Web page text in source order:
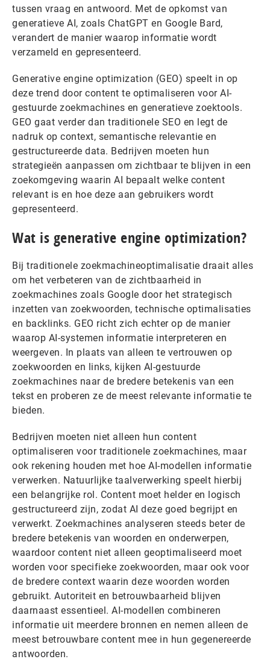
tussen vraag en antwoord. Met de opkomst van
generatieve AI, zoals ChatGPT en Google Bard,
verandert de manier waarop informatie wordt
verzameld en gepresenteerd.
Generative engine optimization (GEO) speelt in op
deze trend door content te optimaliseren voor AI-
gestuurde zoekmachines en generatieve zoektools.
GEO gaat verder dan traditionele SEO en legt de
nadruk op context, semantische relevantie en
gestructureerde data. Bedrijven moeten hun
strategieën aanpassen om zichtbaar te blijven in een
zoekomgeving waarin AI bepaalt welke content
relevant is en hoe deze aan gebruikers wordt
gepresenteerd.
Wat is generative engine optimization?
Bij traditionele zoekmachineoptimalisatie draait alles
om het verbeteren van de zichtbaarheid in
zoekmachines zoals Google door het strategisch
inzetten van zoekwoorden, technische optimalisaties
en backlinks. GEO richt zich echter op de manier
waarop AI-systemen informatie interpreteren en
weergeven. In plaats van alleen te vertrouwen op
zoekwoorden en links, kijken AI-gestuurde
zoekmachines naar de bredere betekenis van een
tekst en proberen ze de meest relevante informatie te
bieden.
Bedrijven moeten niet alleen hun content
optimaliseren voor traditionele zoekmachines, maar
ook rekening houden met hoe AI-modellen informatie
verwerken. Natuurlijke taalverwerking speelt hierbij
een belangrijke rol. Content moet helder en logisch
gestructureerd zijn, zodat AI deze goed begrijpt en
verwerkt. Zoekmachines analyseren steeds beter de
bredere betekenis van woorden en onderwerpen,
waardoor content niet alleen geoptimaliseerd moet
worden voor specifieke zoekwoorden, maar ook voor
de bredere context waarin deze woorden worden
gebruikt. Autoriteit en betrouwbaarheid blijven
daarnaast essentieel. AI-modellen combineren
informatie uit meerdere bronnen en nemen alleen de
meest betrouwbare content mee in hun gegenereerde
antwoorden.